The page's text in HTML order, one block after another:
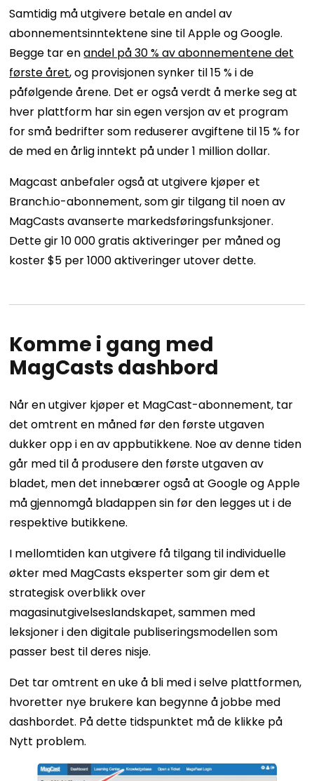
Samtidig må utgivere betale en andel av
abonnementsinntektene sine til Apple og Google.
Begge tar enandel på 30 % av abonnementene det
første året, og provisjonen synker til 15 % i de
påfølgende årene. Det er også verdt å merke seg at
hver plattform har sin egen versjon av et program
for små bedrifter som reduserer avgiftene til 15 % for
de med en årlig inntekt på under 1 million dollar.
Magcast anbefaler også at utgivere kjøper et
Branch.io-abonnement, som gir tilgang til noen av
MagCasts avanserte markedsføringsfunksjoner.
Dette gir 10 000 gratis aktiveringer per måned og
koster $5 per 1000 aktiveringer utover dette.
Komme i gang med
MagCasts dashbord
Når en utgiver kjøper et MagCast-abonnement, tar
det omtrent en måned før den første utgaven
dukker opp i en av appbutikkene. Noe av denne tiden
går med til å produsere den første utgaven av
bladet, men det innebærer også at Google og Apple
må gjennomgå bladappen sin før den legges ut i de
respektive butikkene.
I mellomtiden kan utgivere få tilgang til individuelle
økter med MagCasts eksperter som gir dem et
strategisk overblikk over
magasinutgivelseslandskapet, sammen med
leksjoner i den digitale publiseringsmodellen som
passer best til deres nisje.
Det tar omtrent en uke å bli med i selve plattformen,
hvoretter nye brukere kan begynne å jobbe med
dashbordet. På dette tidspunktet må de klikke på
Nytt problem.